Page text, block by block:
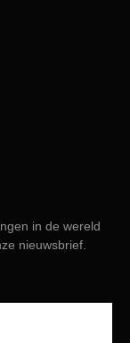
in de wereld
nieuwsbrief.